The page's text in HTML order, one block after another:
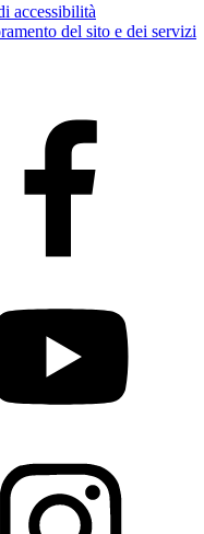
accessibilità
del sito e dei servizi